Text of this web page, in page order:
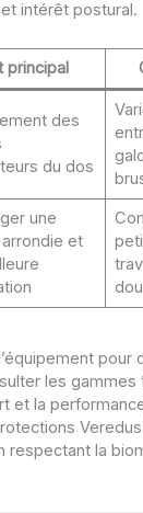
intérêt postural.
principal
des
du dos
une
et
pour
les gammes
et la
respectant la